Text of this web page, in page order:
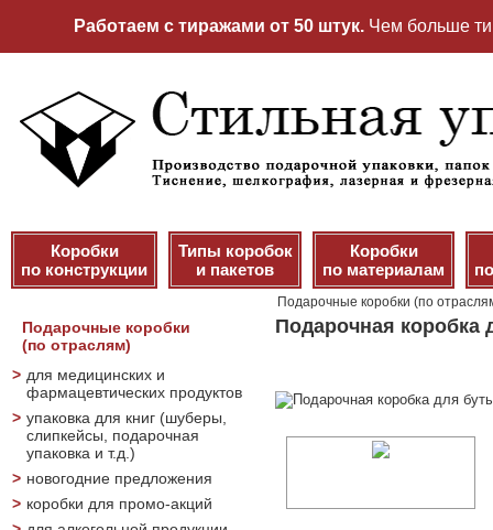
Работаем с тиражами от 50 штук. Чем больше
Коробки
по конструкции
Типы коробок
и пакетов
Коробки
по материалам
Подарочные коробки (по
Подарочные коробки
(по отраслям)
> для медицинских и
фармацевтических продуктов
> упаковка для книг (шуберы,
слипкейсы, подарочная
упаковка и т.д.)
> новогодние предложения
> коробки для промо-акций
Подарочная коробка